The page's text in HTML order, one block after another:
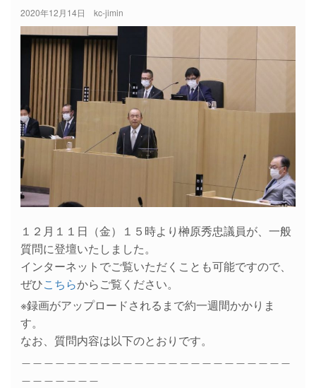
2020年12月14日 kc-jimin
１２月１１日（金）１５時より榊原秀忠議員が、一般
質問に登壇いたしました。
インターネットでご覧いただくことも可能ですので、
ぜひこちらからご覧ください。
※録画がアップロードされるまで約一週間かかりま
す。
なお、質問内容は以下のとおりです。